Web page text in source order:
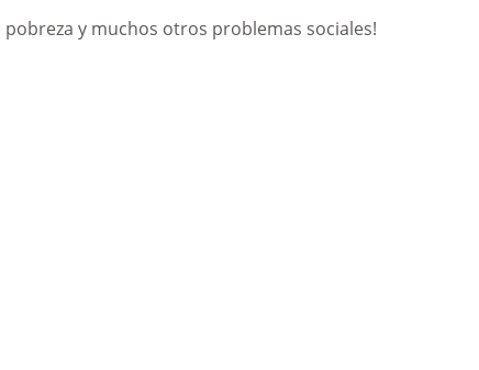
y muchos otros problemas sociales!